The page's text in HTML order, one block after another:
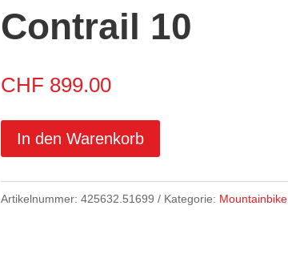
Contrail 10
CHF 899.00
In den Warenkorb
Artikelnummer: 425632.51699 Kategorie: Mountainbike